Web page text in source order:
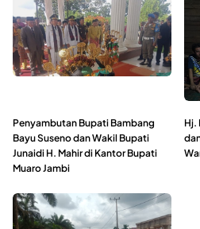
Penyambutan Bupati Bambang
Bayu Suseno dan Wakil Bupati
Junaidi H. Mahir di Kantor Bupati
Muaro Jambi
Hj.